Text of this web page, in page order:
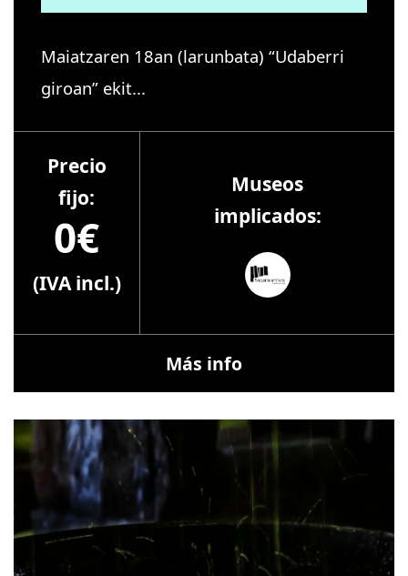
Maiatzaren 18an (larunbata) “Udaberri
giroan” ekit...
Precio
fijo:
0€
(IVA incl.)
Museos
implicados:
Más info